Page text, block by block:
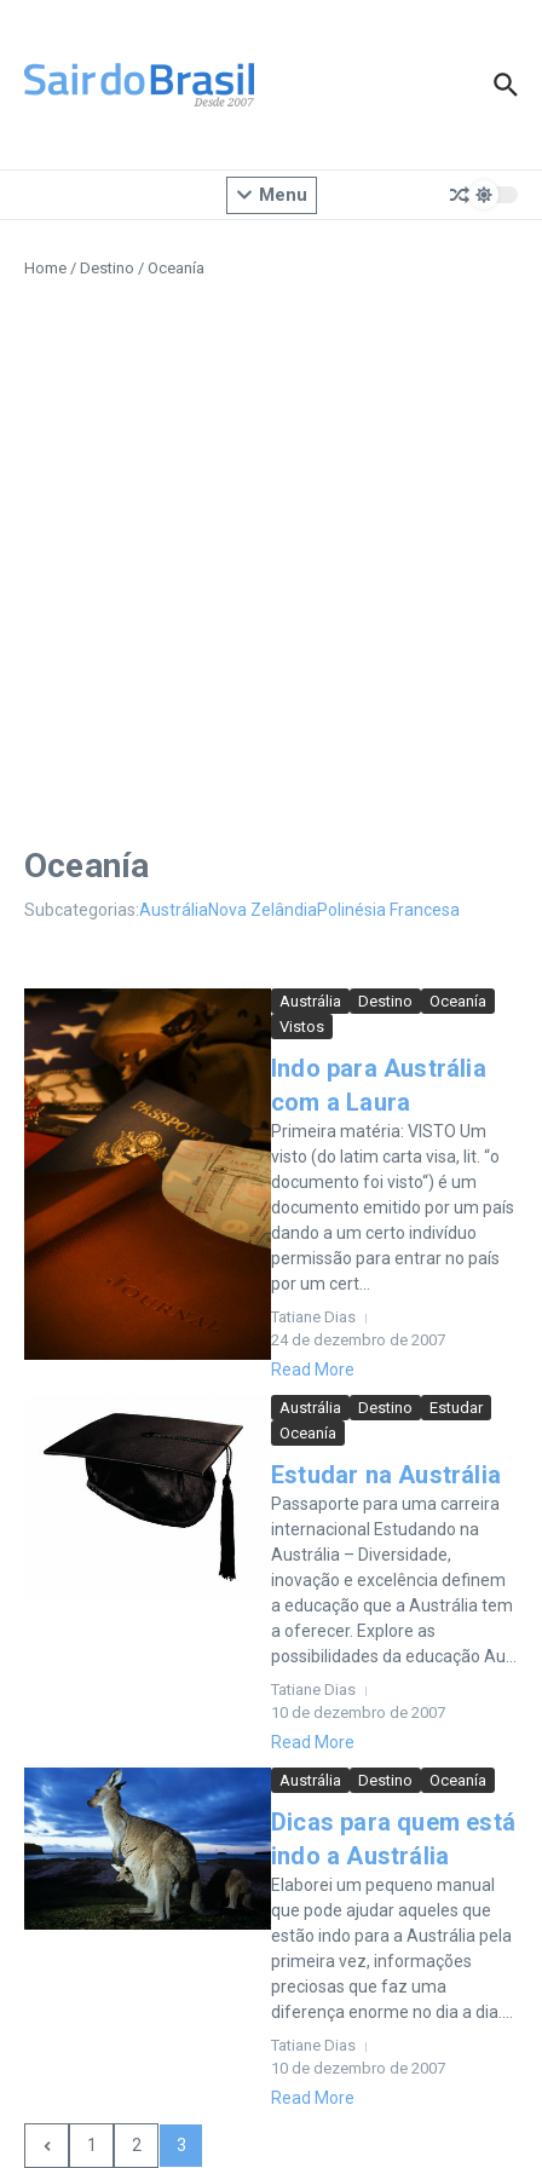
Menu
Home / Destino / Oceanía
Oceanía
Subcategorias:AustráliaNova ZelândiaPolinésia Francesa
Austrália Destino
Oceanía
Vistos
Indo para Austrália
com a Laura
Primeira matéria: VISTO Um
visto (do latim carta visa, lit. “o
documento foi visto“) é um
documento emitido por um país
dando a um certo indivíduo
permissão para entrar no país
por um cert...
Tatiane Dias
24 de dezembro de 2007
Read More
Austrália Destino
Estudar
Oceanía
Estudar na Austrália
Passaporte para uma carreira
internacional Estudando na
Austrália – Diversidade,
inovação e excelência definem
a educação que a Austrália tem
a oferecer. Explore as
possibilidades da educação Au...
Tatiane Dias
10 de dezembro de 2007
Read More
Austrália Destino Oceanía
Dicas para quem está
indo a Austrália
Elaborei um pequeno manual
que pode ajudar aqueles que
estão indo para a Austrália pela
primeira vez, informações
preciosas que faz uma
diferença enorme no dia a dia....
Tatiane Dias
10 de dezembro de 2007
Read More
1 2 3